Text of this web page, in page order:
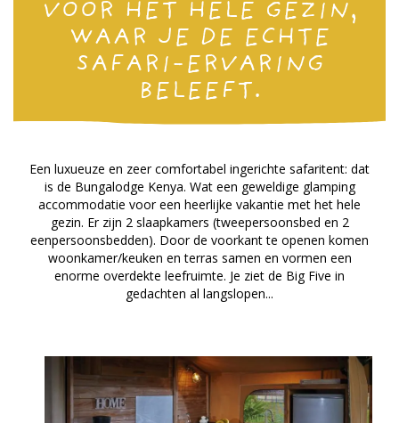
VOOR HET HELE GEZIN,
WAAR JE DE ECHTE
SAFARI-ERVARING
BELEEFT.
Een luxueuze en zeer comfortabel ingerichte safaritent: dat
is de Bungalodge Kenya. Wat een geweldige glamping
accommodatie voor een heerlijke vakantie met het hele
gezin. Er zijn 2 slaapkamers (tweepersoonsbed en 2
eenpersoonsbedden). Door de voorkant te openen komen
woonkamer/keuken en terras samen en vormen een
enorme overdekte leefruimte. Je ziet de Big Five in
gedachten al langslopen...